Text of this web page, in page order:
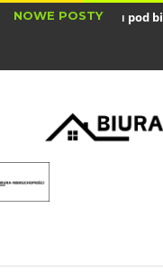
NOWE POSTY
lokalu pod biuro